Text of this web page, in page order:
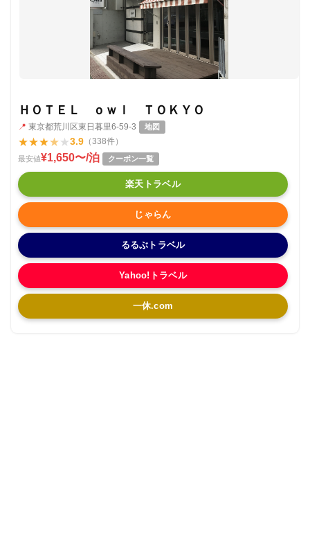
ＨＯＴＥＬ ｏｗｌ ＴＯＫＹＯ
📍 東京都荒川区東日暮里6-59-3 地図
★★★★★3.9 （338件）
最安値¥1,650〜/泊 クーポン一覧
楽天トラベル
じゃらん
るるぶトラベル
Yahoo!トラベル
一休.com